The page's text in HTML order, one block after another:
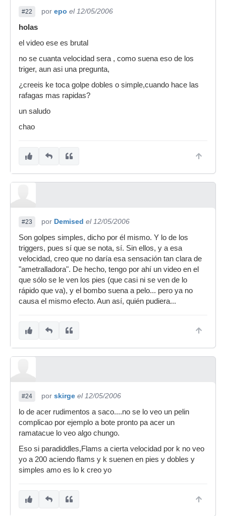
#22 por epo el 12/05/2006
holas
el video ese es brutal
no se cuanta velocidad sera , como suena eso de los
triger, aun asi una pregunta,
¿creeis ke toca golpe dobles o simple,cuando hace las
rafagas mas rapidas?
un saludo
chao
#23 por Demised el 12/05/2006
Son golpes simples, dicho por él mismo. Y lo de los
triggers, pues sí que se nota, sí. Sin ellos, y a esa
velocidad, creo que no daría esa sensación tan clara de
"ametralladora". De hecho, tengo por ahí un video en el
que sólo se le ven los pies (que casi ni se ven de lo
rápido que va), y el bombo suena a pelo... pero ya no
causa el mismo efecto. Aun así, quién pudiera...
#24 por skirge el 12/05/2006
lo de acer rudimentos a saco....no se lo veo un pelin
complicao por ejemplo a bote pronto pa acer un
ramatacue lo veo algo chungo.
Eso si paradiddles,Flams a cierta velocidad por k no veo
yo a 200 aciendo flams y k suenen en pies y dobles y
simples amo es lo k creo yo